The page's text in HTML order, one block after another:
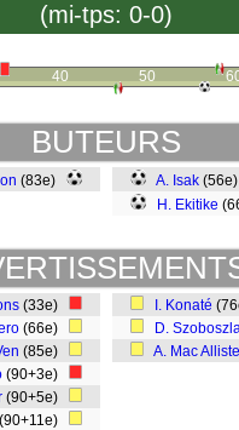
(mi-tps: 0-0)
40 50
BUTEURS
(83e) A. Isak
H. Ekitike
(33e)
(66e)
(85e)
(90+3e)
(90+5e)
(90+11e)
I. Konaté
D.
A. Mac